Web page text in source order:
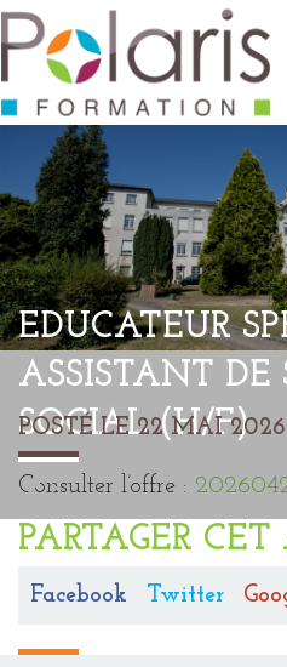
EDUCATEUR
ASSISTANT DE
SOCIAL (H/F)
POSTÉ LE 22 MAI 2026
Consulter l’offre :
PARTAGER
Facebook Twitter